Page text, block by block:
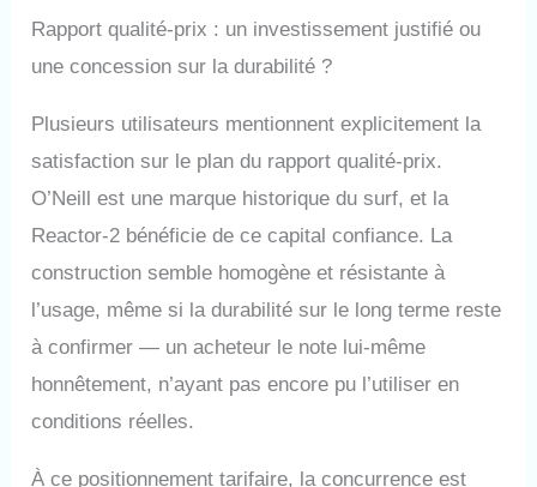
Rapport qualité-prix : un investissement justifié ou
une concession sur la durabilité ?
Plusieurs utilisateurs mentionnent explicitement la
satisfaction sur le plan du rapport qualité-prix.
O’Neill est une marque historique du surf, et la
Reactor-2 bénéficie de ce capital confiance. La
construction semble homogène et résistante à
l’usage, même si la durabilité sur le long terme reste
à confirmer — un acheteur le note lui-même
honnêtement, n’ayant pas encore pu l’utiliser en
conditions réelles.
À ce positionnement tarifaire, la concurrence est